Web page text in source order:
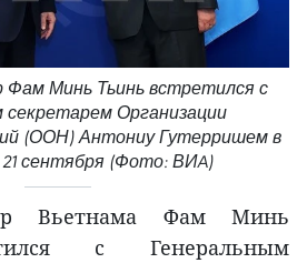
Минь Тьинь встретился с
секретарем Организации
(ООН) Антониу Гутерришем в
сентября (Фото: ВИA)
Вьетнама Фам Минь
с Генеральным